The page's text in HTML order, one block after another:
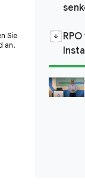
Sie
an.